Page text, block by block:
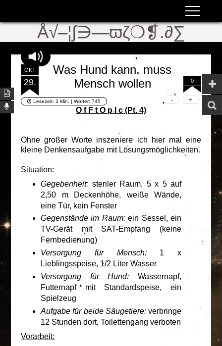
Å√–¦∫∋—ϖζ❍❡.∂∑
OKT
29.
Was Hund kann, muss
Mensch wollen
0
Lesezeit:3 Min. | Wörter:745
O f F t O p I c (Pt. 4)
Ohne großer Worte inszeniere ich hier mal eine
kleine Denkensaufgabe mit Lösungsmöglichkeiten.
Situation:
Gegebenheit: steriler Raum, 5 x 5 auf
2,50 m Deckenhöhe, weiße Wände,
eine Tür, kein Fenster
Gegenstände im Raum:ein Sessel, ein
TV-Gerät mit SAT-Empfang (keine
Fernbedienung)
Versorgung für Mensch:1 x
Lieblingsspeise, 1/2 Liter Wasser
Versorgung für Hund: Wassernapf,
Futternapf mit Standardspeise, ein
Spielzeug
Aufgabe für beide Säugetiere:verbringe
12 Stunden dort, Toilettengang verboten
Vorarbeit: